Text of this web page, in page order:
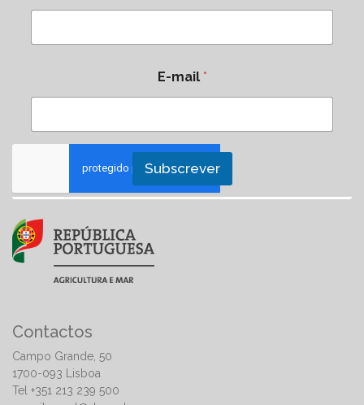
E-mail *
Subscrever
Contactos
Campo Grande, 50
1700-093 Lisboa
Tel +351 213 239 500